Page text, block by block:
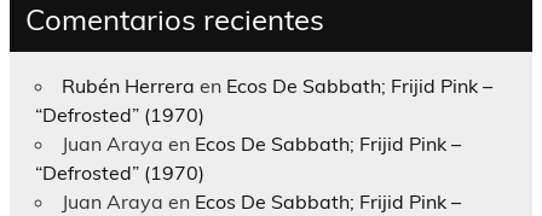
Comentarios recientes
Rubén Herrera en Ecos De Sabbath; Frijid Pink –
“Defrosted” (1970)
Juan Araya en Ecos De Sabbath; Frijid Pink –
“Defrosted” (1970)
Juan Araya en Ecos De Sabbath; Frijid Pink –